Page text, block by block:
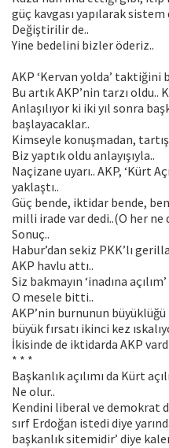
güç kavgası yapılarak
Değiştirilir de..
Yine bedelini bizler öderiz..
AKP ‘Kervan yolda’ taktiğini
Bu artık AKP’nin tarzı oldu..
Anlaşılıyor ki iki yıl sonra
başlayacaklar..
Kimseyle konuşmadan,
Biz yaptık oldu anlayışıyla..
Naçizane uyarı.. AKP, ‘Kürt
yaklaştı..
Güç bende, iktidar bende,
milli irade var dedi..(O her ne
Sonuç..
Habur’dan sekiz PKK’lı
AKP havlu attı..
Siz bakmayın ‘inadına
O mesele bitti..
AKP’nin burnunun büyüklüğü
büyük fırsatı ikinci kez
İkisinde de iktidarda AKP
* * *
Başkanlık açılımı da Kürt
Ne olur..
Kendini liberal ve demokrat
sırf Erdoğan istedi diye
başkanlık sitemidir’ diye